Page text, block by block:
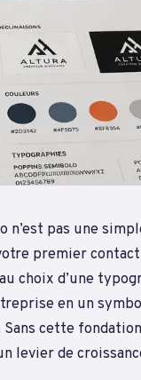
pas une
premier
choix d’une
en un
Sans cette
levier de